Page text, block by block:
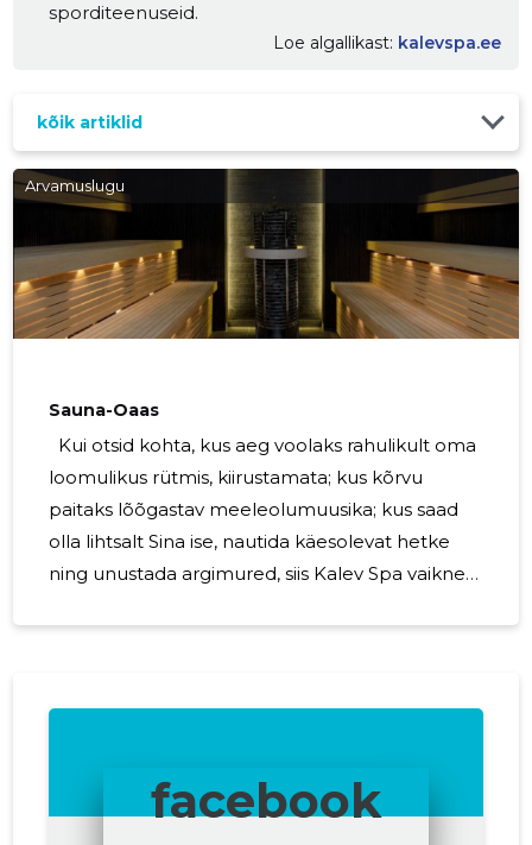
sporditeenuseid.
Loe algallikast kalevspa.ee
kõik artiklid
Arvamuslugu
Sauna-Oaas
loomulikus rütmis, kiirustamata; kus kõrvu
paitaks lõõgastav meeleolumuusika; kus saad
olla lihtsalt Sina ise, nautida käesolevat hetke
ning unustada argimured, siis Kalev Spa vaikne
teenindusega meie pühendunud kollektiivi
facebook